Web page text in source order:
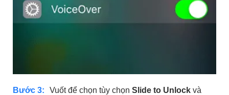
Bước 3: Vuốt để chọn tùy chọn Slide to Unlock và